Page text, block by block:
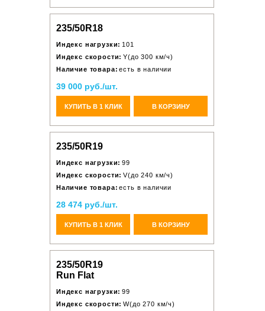
235/50R18
Индекс нагрузки: 101
Индекс скорости: Y(до 300 км/ч)
Наличие товара: есть в наличии
39 000 руб./шт.
КУПИТЬ В 1 КЛИК В КОРЗИНУ
235/50R19
Индекс нагрузки: 99
Индекс скорости: V(до 240 км/ч)
Наличие товара: есть в наличии
28 474 руб./шт.
КУПИТЬ В 1 КЛИК В КОРЗИНУ
235/50R19
Run Flat
Индекс нагрузки: 99
Индекс скорости: W(до 270 км/ч)